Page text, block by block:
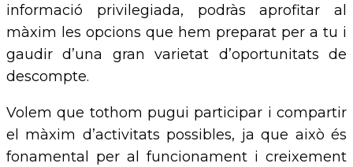
informació privilegiada, podràs aprofitar al
màxim les opcions que hem preparat per a tu i
gaudir d’una gran varietat d’oportunitats de
descompte.
Volem que tothom pugui participar i compartir
el màxim d’activitats possibles, ja que això és
fonamental per al funcionament i creixement